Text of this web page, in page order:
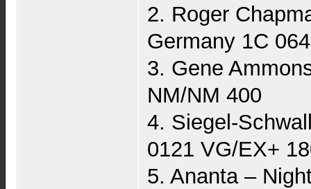
2. Roger
Germany 1C
3. Gene
NM/NM 400
4. Siegel-
0121 VG/EX+
5. Ananta –